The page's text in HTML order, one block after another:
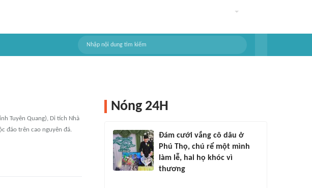
Tuyên Quang), Di tích Nhà
đáo trên cao nguyên đá.
Nóng 24H
Đám cưới vắng cô dâu ở
Phú Thọ, chú rể một mình
làm lễ, hai họ khóc vì
thương